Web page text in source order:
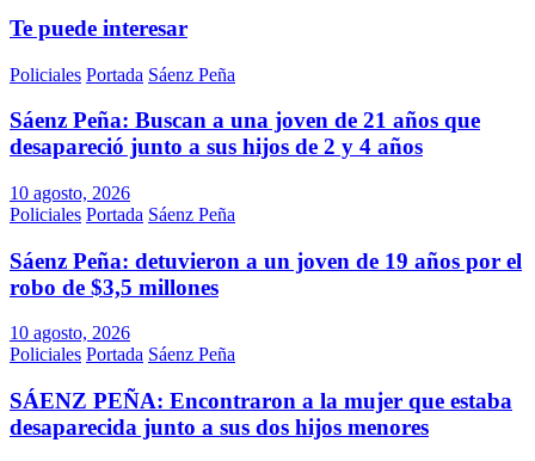
Te puede interesar
Policiales Portada Sáenz Peña
Sáenz Peña: Buscan a una joven de 21 años que
desapareció junto a sus hijos de 2 y 4 años
10 agosto, 2026
Policiales Portada Sáenz Peña
Sáenz Peña: detuvieron a un joven de 19 años por el
robo de $3,5 millones
10 agosto, 2026
Policiales Portada Sáenz Peña
SÁENZ PEÑA: Encontraron a la mujer que estaba
desaparecida junto a sus dos hijos menores